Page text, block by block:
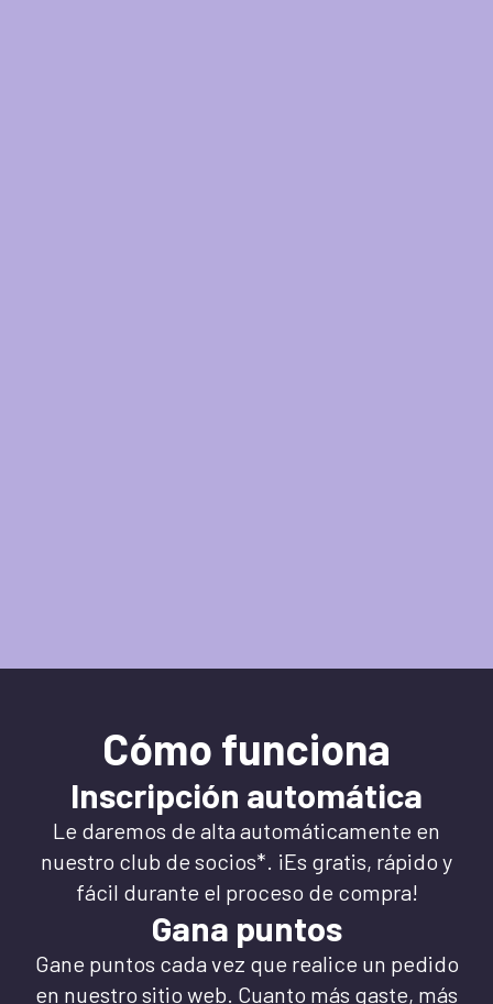
Cómo funciona
Inscripción automática
Le daremos de alta automáticamente en
nuestro club de socios*. ¡Es gratis, rápido y
fácil durante el proceso de compra!
Gana puntos
Gane puntos cada vez que realice un pedido
en nuestro sitio web. Cuanto más gaste, más